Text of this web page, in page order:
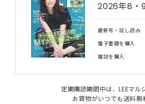
2026年8・
最新号・試し読み
電子書籍を購入
雑誌を購入
定期購読期間中は、LEEマル
お買物がいつでも送料無